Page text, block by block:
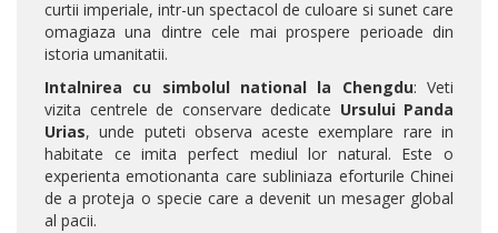
curtii imperiale, intr-un spectacol de culoare si sunet care
omagiaza una dintre cele mai prospere perioade din
istoria umanitatii.
Intalnirea cu simbolul national la Chengdu: Veti
vizita centrele de conservare dedicate Ursului Panda
Urias, unde puteti observa aceste exemplare rare in
habitate ce imita perfect mediul lor natural. Este o
experienta emotionanta care subliniaza eforturile Chinei
de a proteja o specie care a devenit un mesager global
al pacii.